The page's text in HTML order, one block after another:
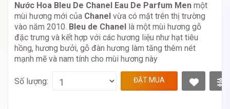
Nước Hoa Bleu De Chanel Eau De Parfum Men một
mùi hương mới của Chanel vừa có mặt trên thị trường
vào năm 2010. Bleu de Chanel
là một mùi hương gỗ
đặc trưng và kết hợp với các hương liệu như hạt tiêu
hồng, hương bưởi, gỗ đàn hương làm tăng thêm nét
mạnh mẽ và nam tính cho mùi hương này
Số lượng: ĐẶT MUA